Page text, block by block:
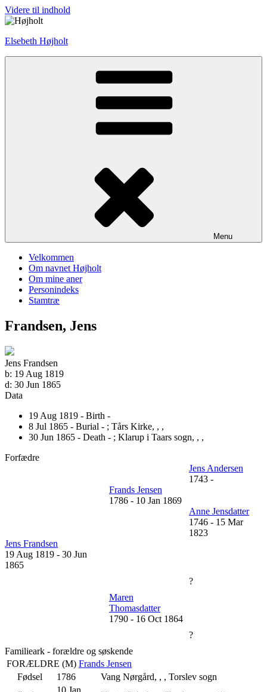
Videre til indhold
Elsebeth Højholt
Menu
Velkommen
Om navnet Højholt
Om mine aner
Personindeks
Stamtræ
Frandsen, Jens
Jens Frandsen
b: 19 Aug 1819
d: 30 Jun 1865
Data
19 Aug 1819 - Birth -
8 Jul 1865 - Burial - ; Tårs Kirke, , ,
30 Jun 1865 - Death - ; Klarup i Taars sogn, , ,
Forfædre
Jens Andersen
1743 -
Frands Jensen
1786 - 10 Jan 1869
Anne Jensdatter
1746 - 15 Mar
1823
Jens Frandsen
19 Aug 1819 - 30 Jun
1865
?
Maren
Thomasdatter
1790 - 16 Oct 1864
?
Familieark - forældre og søskende
FORÆLDRE (M) Frands Jensen
Fødsel
1786
Vang Nørgård, , , Torslev sogn
10 Jan